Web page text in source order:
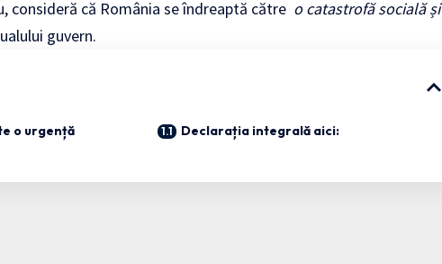
consideră că România se îndreaptă către o catastrofă socială și
guvern.
o urgență
Declarația integrală aici: